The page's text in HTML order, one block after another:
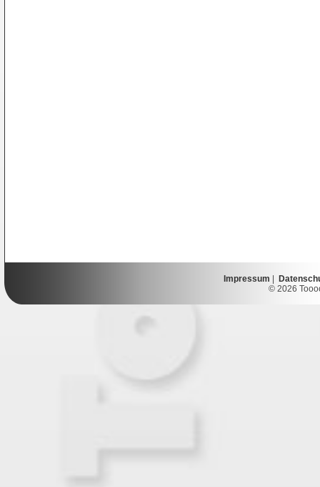
Impressum
© 2026